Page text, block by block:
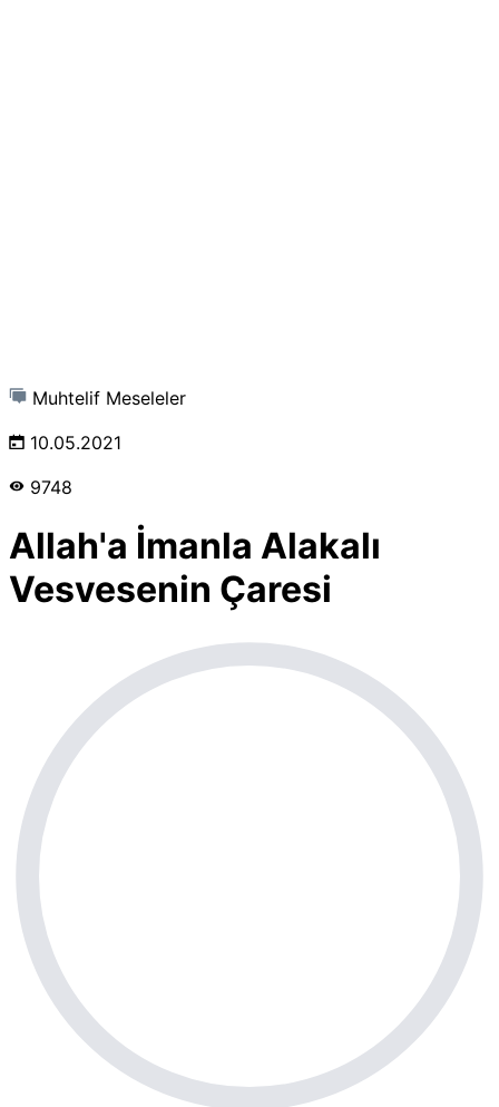
Muhtelif Meseleler
10.05.2021
9748
Allah'a İmanla Alakalı
Vesvesenin Çaresi